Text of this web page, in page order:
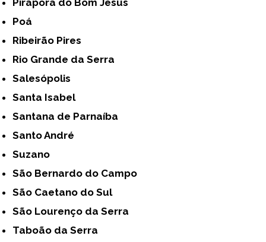
Poá
Ribeirão Pires
Rio Grande da Serra
Salesópolis
Santa Isabel
Santana de Parnaíba
Santo André
Suzano
São Bernardo do Campo
São Caetano do Sul
São Lourenço da Serra
Taboão da Serra